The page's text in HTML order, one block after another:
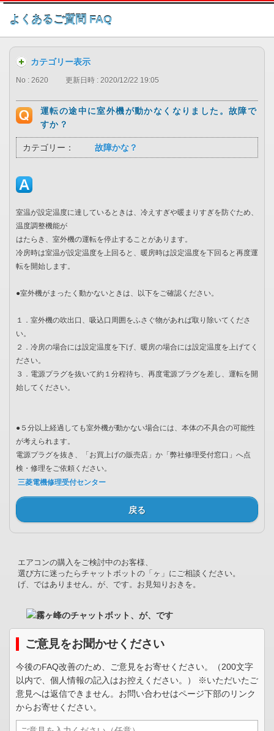
このページの本文へ
よくあるご質問 FAQ
カテゴリー表示
No : 2620 更新日時 : 2020/12/22 19:05
運転の途中に室外機が動かなくなりました。故障で
すか？
カテゴリー： 故障かな？
室温が設定温度に達しているときは、冷えすぎや暖まりすぎを防ぐため、
温度調整機能が
はたらき、室外機の運転を停止することがあります。
冷房時は室温が設定温度を上回ると、暖房時は設定温度を下回ると再度運
転を開始します。
●室外機がまったく動かないときは、以下をご確認ください。
１．室外機の吹出口、吸込口周囲をふさぐ物があれば取り除いてくださ
い。
２．冷房の場合には設定温度を下げ、暖房の場合には設定温度を上げてく
ださい。
３．電源プラグを抜いて約１分程待ち、再度電源プラグを差し、運転を開
始してください。
●５分以上経過しても室外機が動かない場合には、本体の不具合の可能性
が考えられます。
電源プラグを抜き、「お買上げの販売店」か「弊社修理受付窓口」へ点
検・修理をご依頼ください。
三菱電機修理受付センター
戻る
エアコンの購入をご検討中のお客様、
選び方に迷ったらチャットボットの「ヶ」にご相談ください。
げ、ではありません。が、です。お見知りおきを。
ご意見をお聞かせください
今後のFAQ改善のため、ご意見をお寄せください。（200文字
以内で、個人情報の記入はお控えください。） ※いただいたご
意見へは返信できません。お問い合わせはページ下部のリンク
からお寄せください。